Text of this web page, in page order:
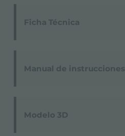
Ficha Técnica
Manual de instrucciones
Modelo 3D